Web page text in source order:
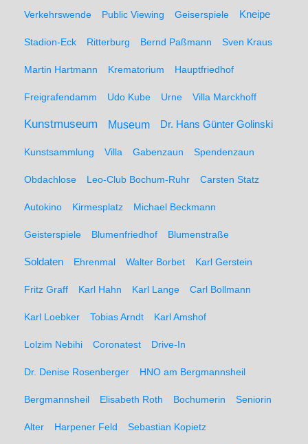
Verkehrswende Public Viewing Geiserspiele Kneipe
Stadion-Eck Ritterburg Bernd Paßmann Sven Kraus
Martin Hartmann Krematorium Hauptfriedhof
Freigrafendamm Udo Kube Urne Villa Marckhoff
Kunstmuseum Museum Dr. Hans Günter Golinski
Kunstsammlung Villa Gabenzaun Spendenzaun
Obdachlose Leo-Club Bochum-Ruhr Carsten Statz
Autokino Kirmesplatz Michael Beckmann
Geisterspiele Blumenfriedhof Blumenstraße
Soldaten Ehrenmal Walter Borbet Karl Gerstein
Fritz Graff Karl Hahn Karl Lange Carl Bollmann
Karl Loebker Tobias Arndt Karl Amshof
Lolzim Nebihi Coronatest Drive-In
Dr. Denise Rosenberger HNO am Bergmannsheil
Bergmannsheil Elisabeth Roth Bochumerin Seniorin
Alter Harpener Feld Sebastian Kopietz